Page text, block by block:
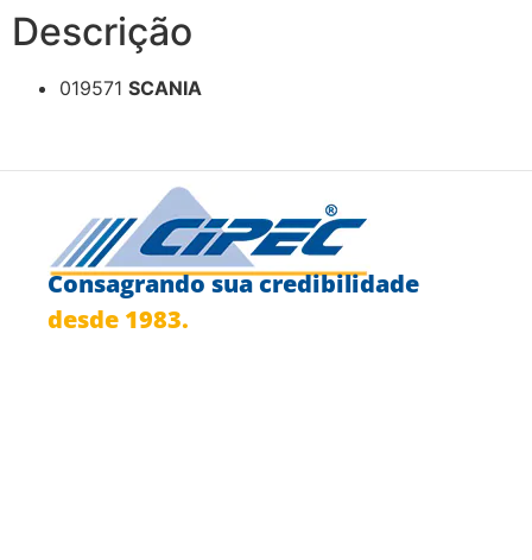
Descrição
019571 SCANIA
Consagrando sua credibilidade
desde 1983.